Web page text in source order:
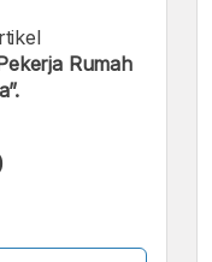
Rumah